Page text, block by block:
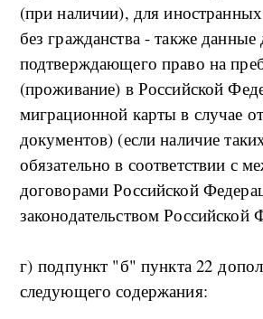
(при наличии), для
без гражданства - также данные
подтверждающего право на
(проживание) в Российской
миграционной карты в случае
документов) (если наличие
обязательно в соответствии с
договорами Российской
законодательством Российской
г) подпункт "б" пункта 22
следующего содержания: